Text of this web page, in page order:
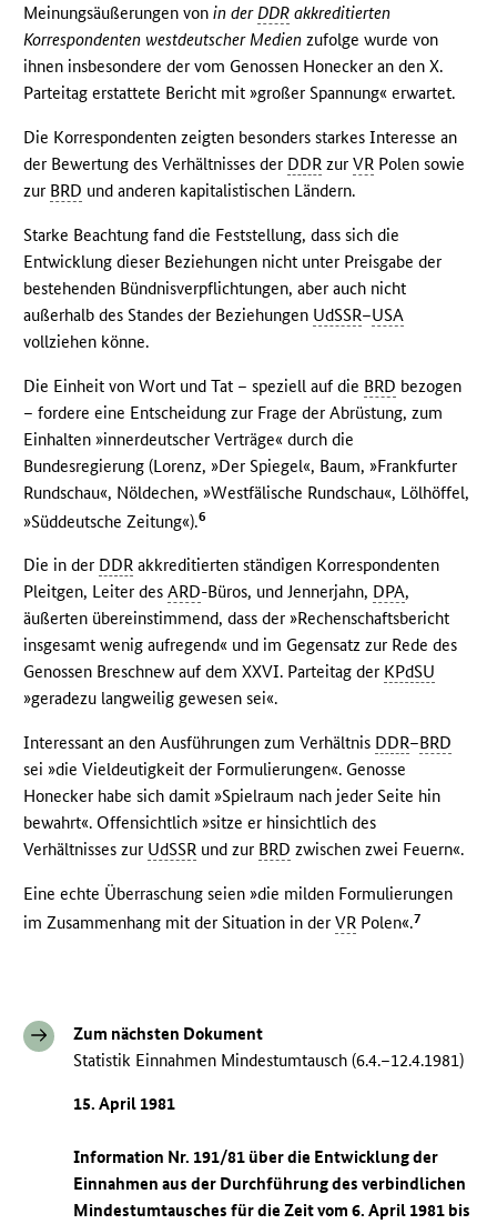
Meinungsäußerungen vonin der DDR akkreditierten
Korrespondenten westdeutscher Medien zufolge wurde von
ihnen insbesondere der vom Genossen Honecker an den X.
Parteitag erstattete Bericht mit »großer Spannung« erwartet.
Die Korrespondenten zeigten besonders starkes Interesse an
der Bewertung des Verhältnisses der DDR zurVR Polen sowie
zur BRD und anderen kapitalistischen Ländern.
Starke Beachtung fand die Feststellung, dass sich die
Entwicklung dieser Beziehungen nicht unter Preisgabe der
bestehenden Bündnisverpflichtungen, aber auch nicht
außerhalb des Standes der Beziehungen UdSSR–USA
vollziehen könne.
Die Einheit von Wort und Tat – speziell auf die BRD bezogen
– fordere eine Entscheidung zur Frage der Abrüstung, zum
Einhalten »innerdeutscher Verträge« durch die
Bundesregierung (Lorenz, »Der Spiegel«, Baum, »Frankfurter
Rundschau«, Nöldechen, »Westfälische Rundschau«, Lölhöffel,
»Süddeutsche Zeitung«).6
Die in der DDR akkreditierten ständigen Korrespondenten
Pleitgen, Leiter desARD-Büros, und Jennerjahn, DPA,
äußerten übereinstimmend, dass der »Rechenschaftsbericht
insgesamt wenig aufregend« und im Gegensatz zur Rede des
Genossen Breschnew auf dem XXVI. Parteitag der KPdSU
»geradezu langweilig gewesen sei«.
Interessant an den Ausführungen zum Verhältnis DDR–BRD
sei »die Vieldeutigkeit der Formulierungen«. Genosse
Honecker habe sich damit »Spielraum nach jeder Seite hin
bewahrt«. Offensichtlich »sitze er hinsichtlich des
Verhältnisses zur UdSSR und zur BRD zwischen zwei Feuern«.
Eine echte Überraschung seien »die milden Formulierungen
im Zusammenhang mit der Situation in derVR Polen«.7
Zum nächsten Dokument
Statistik Einnahmen Mindestumtausch (6.4.–12.4.1981)
15. April 1981
Information Nr. 191/81 über die Entwicklung der
Einnahmen aus der Durchführung des verbindlichen
Mindestumtausches für die Zeit vom 6. April 1981 bis